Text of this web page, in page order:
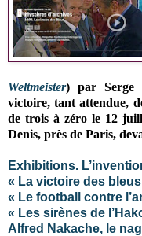
Weltmeister) par Serge
victoire, tant attendue,
de trois à zéro le 12
Denis, près de Paris,
Exhibitions.
« La victoire des
« Le football contre
« Les sirènes de
Alfred Nakache, le